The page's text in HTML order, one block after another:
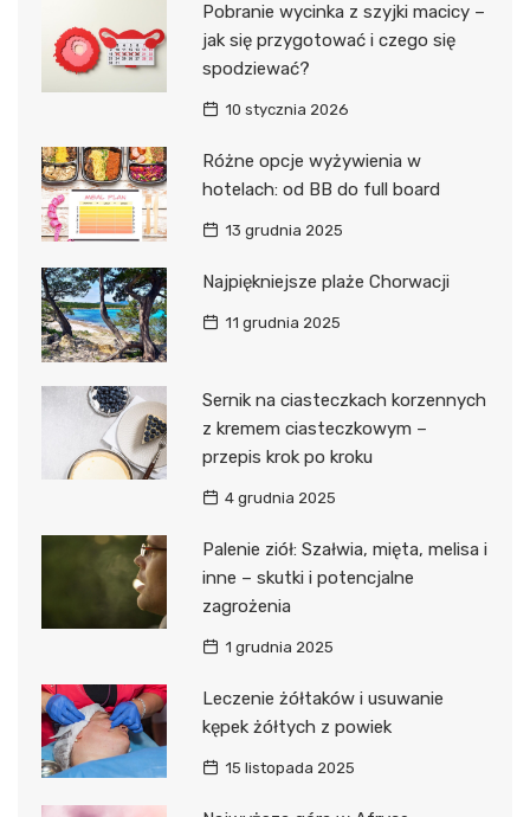
Pobranie wycinka z szyjki macicy –
jak się przygotować i czego się
spodziewać?
10 stycznia 2026
Różne opcje wyżywienia w
hotelach: od BB do full board
13 grudnia 2025
Najpiękniejsze plaże Chorwacji
11 grudnia 2025
Sernik na ciasteczkach korzennych
z kremem ciasteczkowym –
przepis krok po kroku
4 grudnia 2025
Palenie ziół: Szałwia, mięta, melisa i
inne – skutki i potencjalne
zagrożenia
1 grudnia 2025
Leczenie żółtaków i usuwanie
kępek żółtych z powiek
15 listopada 2025